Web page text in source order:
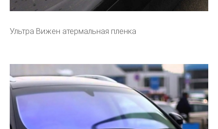
Ультра Вижен атермальная пленка